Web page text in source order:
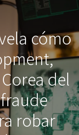
cómo
del
robar